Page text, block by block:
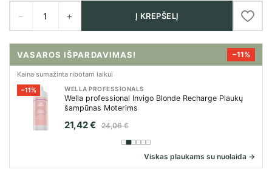
− + Į KREPŠELĮ
VASAROS IŠPARDAVIMAS! −12%
Kaina sumažinta ribotam laikui
−12% GOLDWELL
Goldwell Topchic Hair Color Blonding Cream - Ash
Plaukų priemonė Moterims
9,66 € 10,98 €
Viskas plaukams su nuolaida →